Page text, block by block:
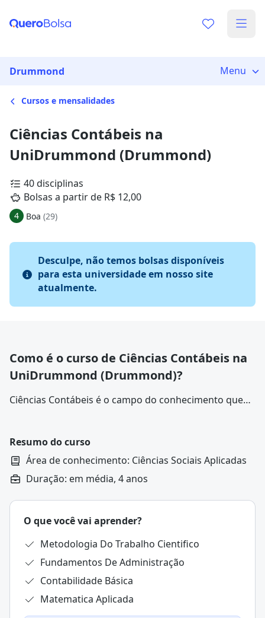
Drummond Menu
Cursos e mensalidades
Ciências Contábeis na
UniDrummond (Drummond)
40 disciplinas
Bolsas a partir de R$ 12,00
4 Boa (29)
Desculpe, não temos bolsas disponíveis
para esta universidade em nosso site
atualmente.
Como é o curso de Ciências Contábeis na
UniDrummond (Drummond)?
Ciências Contábeis é o campo do conhecimento que
empresas, organizações e pessoas. Seu principal
objetivo é fornecer informações úteis para a tomada
de decisões gerenciais, fiscais e financeiras.
Resumo do curso
Área de conhecimento: Ciências Sociais Aplicadas
Duração: em média, 4 anos
O que você vai aprender?
Metodologia Do Trabalho Cientifico
Fundamentos De Administração
Contabilidade Básica
Matematica Aplicada